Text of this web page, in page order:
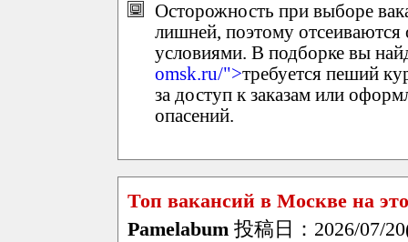
Осторожность при выборе
лишней, поэтому
условиями. В подборке вы
omsk.ru/">требуется пеший
за доступ к заказам или
опасений.
Топ вакансий в Москве на
Pamelabum 投稿日：2026/07/